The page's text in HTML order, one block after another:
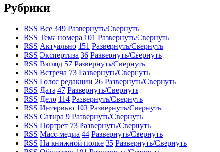
Рубрики
RSS Все 349 Развернуть/Свернуть
RSS Тема номера 101 Развернуть/Свернуть
RSS Актуально 151 Развернуть/Свернуть
RSS Экспертиза 36 Развернуть/Свернуть
RSS Взгляд 57 Развернуть/Свернуть
RSS Встреча 73 Развернуть/Свернуть
RSS Голос редакции 26 Развернуть/Свернуть
RSS Дата 47 Развернуть/Свернуть
RSS Дело 114 Развернуть/Свернуть
RSS Интервью 103 Развернуть/Свернуть
RSS Сатира 9 Развернуть/Свернуть
RSS Портрет 73 Развернуть/Свернуть
RSS Масс-медиа 44 Развернуть/Свернуть
RSS На книжной полке 35 Развернуть/Свернуть